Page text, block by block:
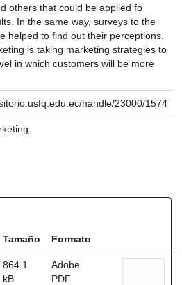
others that could be applied fo
In the same way, surveys to the
helped to find out their perceptions.
is taking marketing strategies to
in which customers will be more
handle/23000/1574
Tamaño Formato
864.1
kB
Adobe
PDF